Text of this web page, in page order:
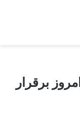
برقرار